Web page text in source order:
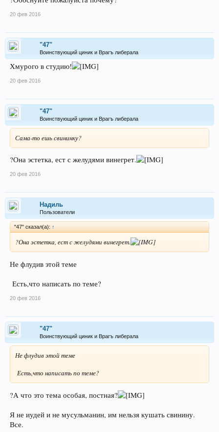
20 фев 2016
"47"
Воинствующий циник и Врагъ либерала
Хмурого в студию!
20 фев 2016
"47"
Воинствующий циник и Врагъ либерала
Сама-то ешь свининку?
?Она эстетка, ест с желудями винегрет.
20 фев 2016
Надиль
Пользователи
"47" сказал(а): ↑
?Она эстетка, ест с желудями винегрет.
Не флудив этой теме
Есть,что написать по теме?
20 фев 2016
"47"
Воинствующий циник и Врагъ либерала
Не флудив этой теме
Есть,что написать по теме?
?А что это тема особая, постная?
Я не иудей и не мусульманин, им нельзя кушать свинину.
Все.